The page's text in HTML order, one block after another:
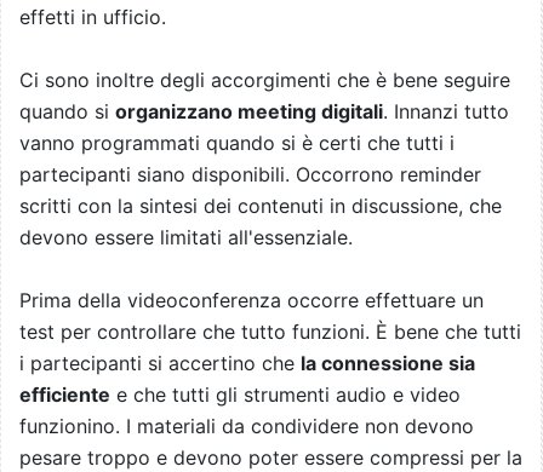
effetti in ufficio.
Ci sono inoltre degli accorgimenti che è bene seguire
quando si organizzano meeting digitali. Innanzi tutto
vanno programmati quando si è certi che tutti i
partecipanti siano disponibili. Occorrono reminder
scritti con la sintesi dei contenuti in discussione, che
devono essere limitati all'essenziale.
Prima della videoconferenza occorre effettuare un
test per controllare che tutto funzioni. È bene che tutti
i partecipanti si accertino che la connessione sia
efficiente e che tutti gli strumenti audio e video
funzionino. I materiali da condividere non devono
pesare troppo e devono poter essere compressi per la